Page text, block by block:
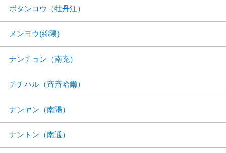
ボタンコウ（牡丹江）
メンヨウ(綿陽)
ナンチョン（南充）
チチハル（斉斉哈爾）
ナンヤン（南陽）
ナントン（南通）